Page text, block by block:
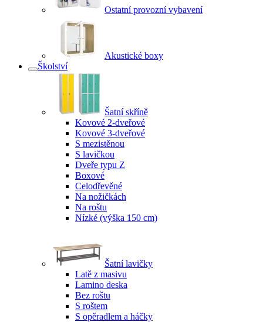
Ostatní provozní vybavení
Akustické boxy
Školství
Šatní skříně
Kovové 2-dveřové
Kovové 3-dveřové
S mezistěnou
S lavičkou
Dveře typu Z
Boxové
Celodřevěné
Na nožičkách
Na roštu
Nízké (výška 150 cm)
Šatní lavičky
Latě z masivu
Lamino deska
Bez roštu
S roštem
S opěradlem a háčky